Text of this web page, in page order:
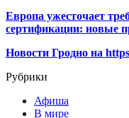
Европа ужесточает
сертификации: новые
Новости Гродно на
Рубрики
Афиша
В мире